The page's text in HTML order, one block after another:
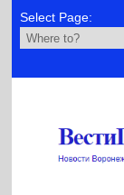
Select Page: